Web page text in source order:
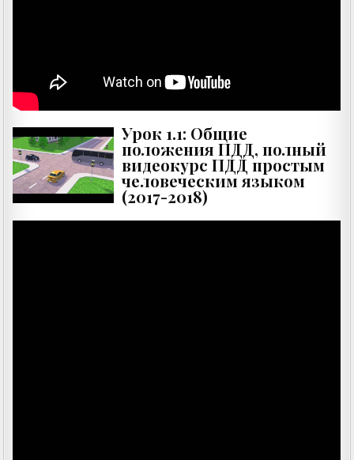
Урок 1.1: Общие
положения ПДД, полный
видеокурс ПДД простым
человеческим языком
(2017-2018)